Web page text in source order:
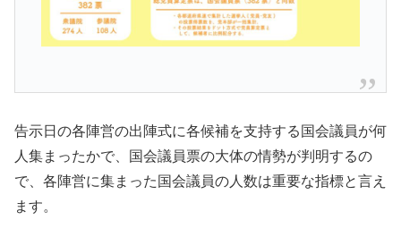
告示日の各陣営の出陣式に各候補を支持する国会議員が何
人集まったかで、国会議員票の大体の情勢が判明するの
で、各陣営に集まった国会議員の人数は重要な指標と言え
ます。